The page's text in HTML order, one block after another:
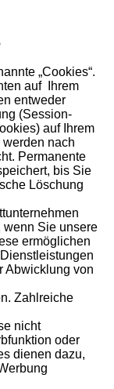
„Cookies“.
auf Ihrem
entweder
(Session-
auf Ihrem
nach
Permanente
bis Sie
Löschung
wenn Sie unsere
ermöglichen
Abwicklung von
Zahlreiche
nicht
oder
dienen dazu,